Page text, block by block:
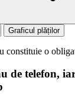
Graficul plăților
constituie o
de telefon,